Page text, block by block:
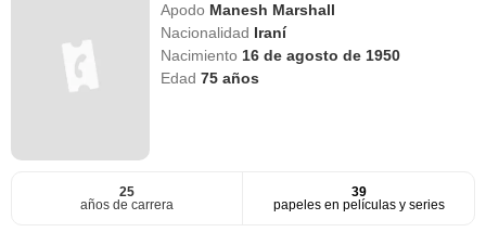
Apodo Manesh Marshall
Nacionalidad Iraní
Nacimiento 16 de agosto de 1950
Edad75 años
25
años de carrera
39
papeles en películas y series